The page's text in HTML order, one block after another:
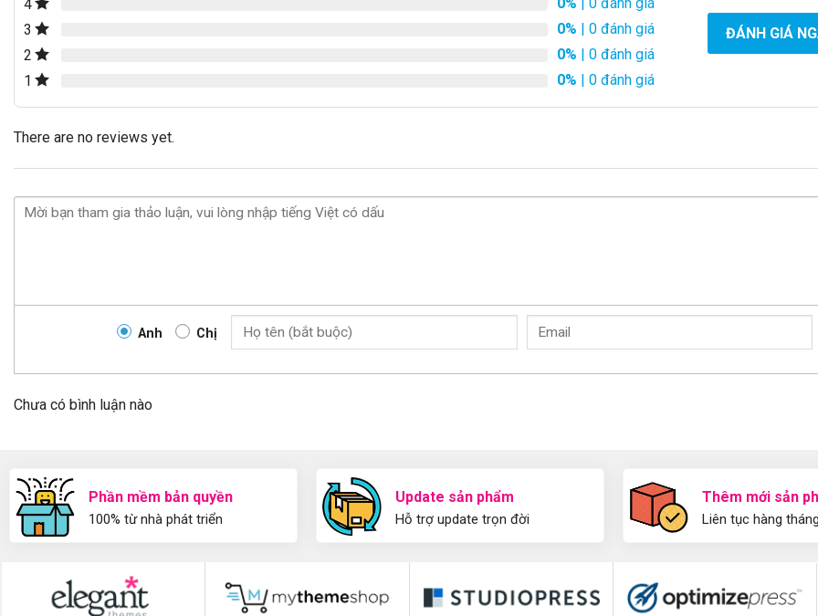
4
3
0% | 0 đánh giá
2
0% | 0 đánh giá
1
0% | 0 đánh giá
ĐÁNH GIÁ
There are no reviews yet.
Anh Chị
Chưa có bình luận nào
Phần mềm bản quyền
100% từ nhà phát triển
Update sản phẩm
Hỗ trợ update trọn đời
Thêm mới sản
Liên tục hàng tháng